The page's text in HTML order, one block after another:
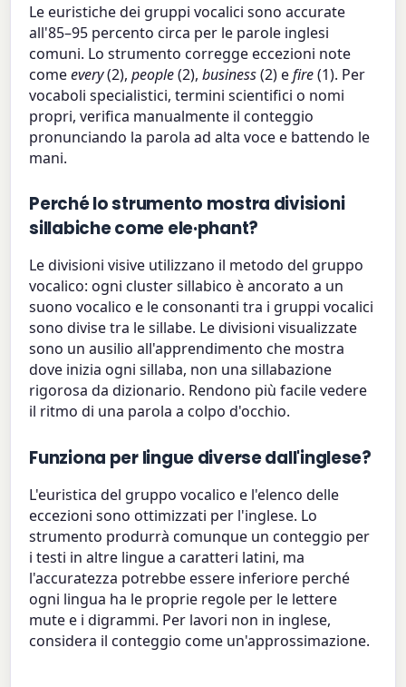
Le euristiche dei gruppi vocalici sono accurate
all'85–95 percento circa per le parole inglesi
comuni. Lo strumento corregge eccezioni note
comeevery(2),people(2),business(2) efire(1). Per
vocaboli specialistici, termini scientifici o nomi
propri, verifica manualmente il conteggio
pronunciando la parola ad alta voce e battendo le
mani.
Perché lo strumento mostra divisioni
sillabiche come ele·phant?
Le divisioni visive utilizzano il metodo del gruppo
vocalico: ogni cluster sillabico è ancorato a un
suono vocalico e le consonanti tra i gruppi vocalici
sono divise tra le sillabe. Le divisioni visualizzate
sono un ausilio all'apprendimento che mostra
dove inizia ogni sillaba, non una sillabazione
rigorosa da dizionario. Rendono più facile vedere
il ritmo di una parola a colpo d'occhio.
Funziona per lingue diverse dall'inglese?
L'euristica del gruppo vocalico e l'elenco delle
eccezioni sono ottimizzati per l'inglese. Lo
strumento produrrà comunque un conteggio per
i testi in altre lingue a caratteri latini, ma
l'accuratezza potrebbe essere inferiore perché
ogni lingua ha le proprie regole per le lettere
mute e i digrammi. Per lavori non in inglese,
considera il conteggio come un'approssimazione.